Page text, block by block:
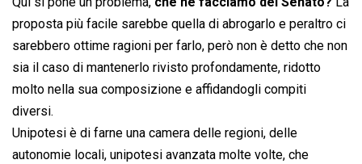
proposta più facile sarebbe quella di abrogarlo e peraltro ci
sarebbero ottime ragioni per farlo, però non è detto che non
sia il caso di mantenerlo rivisto profondamente, ridotto
molto nella sua composizione e affidandogli compiti
diversi.
Unipotesi è di farne una camera delle regioni, delle
autonomie locali, unipotesi avanzata molte volte, che